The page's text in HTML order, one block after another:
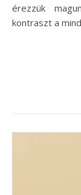
érezzük
kontraszt a